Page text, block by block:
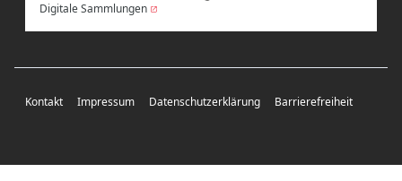
Digitale Sammlungen
Kontakt Impressum Datenschutzerklärung Barrierefreiheit